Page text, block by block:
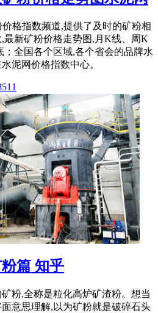
格指数频道,提供了及时的矿粉相
最新矿粉价格走势图,月K线、周K
；全国各个区域,各个省会的品牌水
泥网价格指数中心。
篇 知乎
粉,全称是粒化高炉矿渣粉。想当
意思理解,以为矿粉就是破碎石头